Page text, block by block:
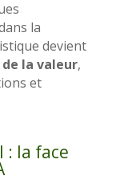
la
devient
la valeur,
et
: la face